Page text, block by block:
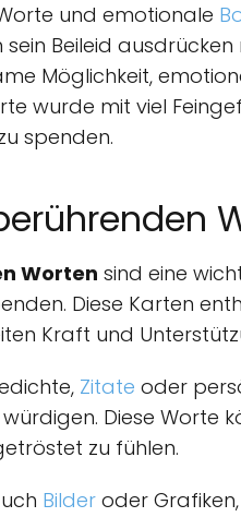
und emotionale
Beileid
Möglichkeit,
wurde mit viel
spenden.
Worten sind eine
Diese Karten
Kraft und
Zitate oder
würdigen. Diese Worte
zu fühlen.
Bilder oder